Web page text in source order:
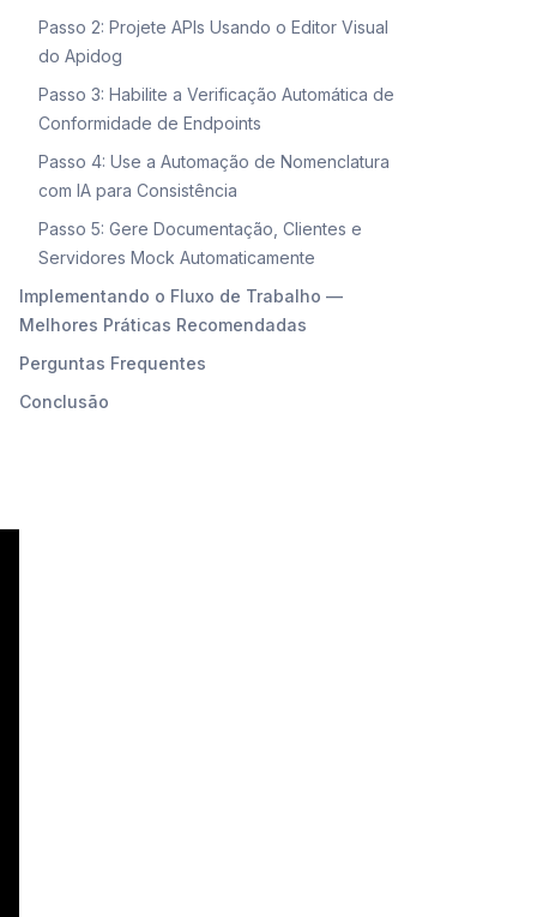
Passo 2: Projete APIs Usando o Editor Visual
do Apidog
Passo 3: Habilite a Verificação Automática de
Conformidade de Endpoints
Passo 4: Use a Automação de Nomenclatura
com IA para Consistência
Passo 5: Gere Documentação, Clientes e
Servidores Mock Automaticamente
Implementando o Fluxo de Trabalho —
Melhores Práticas Recomendadas
Perguntas Frequentes
Conclusão